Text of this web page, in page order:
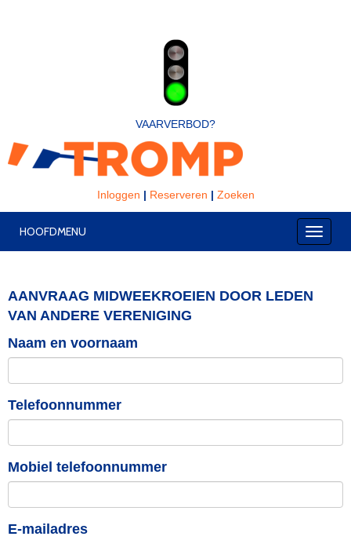
VAARVERBOD?
Inloggen | Reserveren | Zoeken
HOOFDMENU
AANVRAAG MIDWEEKROEIEN DOOR LEDEN
VAN ANDERE VERENIGING
Naam en voornaam
Telefoonnummer
Mobiel telefoonnummer
E-mailadres